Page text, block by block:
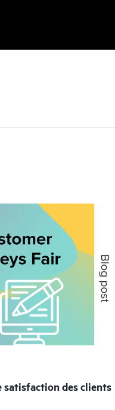
satisfaction des clients